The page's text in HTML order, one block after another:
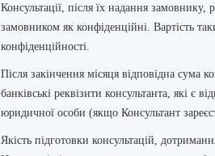
Консультації, після їх надання замовнику,
замовником як конфіденційні. Вартість
конфіденційності.
Після закінчення місяця відповідна сума
банківські реквізити консультанта, які є
юридичної особи (якщо Консультант
Якість підготовки консультацій,